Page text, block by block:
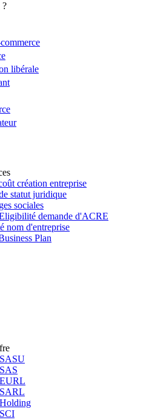
?
libérale
création entreprise
statut juridique
sociales
demande d'ACRE
nom d'entreprise
Plan